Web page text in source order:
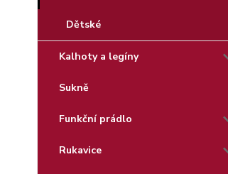
Dětské
Kalhoty a legíny
Sukně
Funkční prádlo
Rukavice